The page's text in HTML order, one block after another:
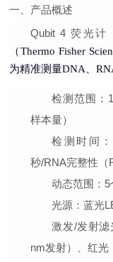
一、产品概述
Qubit 4 荧光计
（Thermo Fisher
为精准测量DNA、
检测范围
样本量）
检测时间
秒/RNA完整性（
动态范围 ：
光源 ：蓝光
激发/发射滤
nm发射）、红光